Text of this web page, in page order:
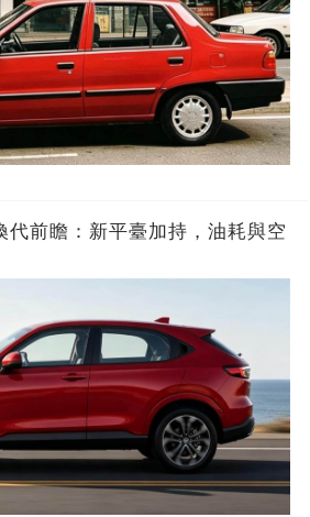
代前瞻：新平臺加持，油耗與空